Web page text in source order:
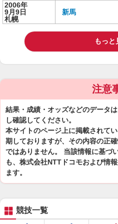
2006年
9月9日
札幌
新馬
もっと
注意
結果・成績・オッズなどのデータ
し確認してください。
本サイトのページ上に掲載されて
期しておりますが、その内容の正
ではありません。 当該情報に基づ
も、株式会社NTTドコモおよび情
ます。
競技一覧